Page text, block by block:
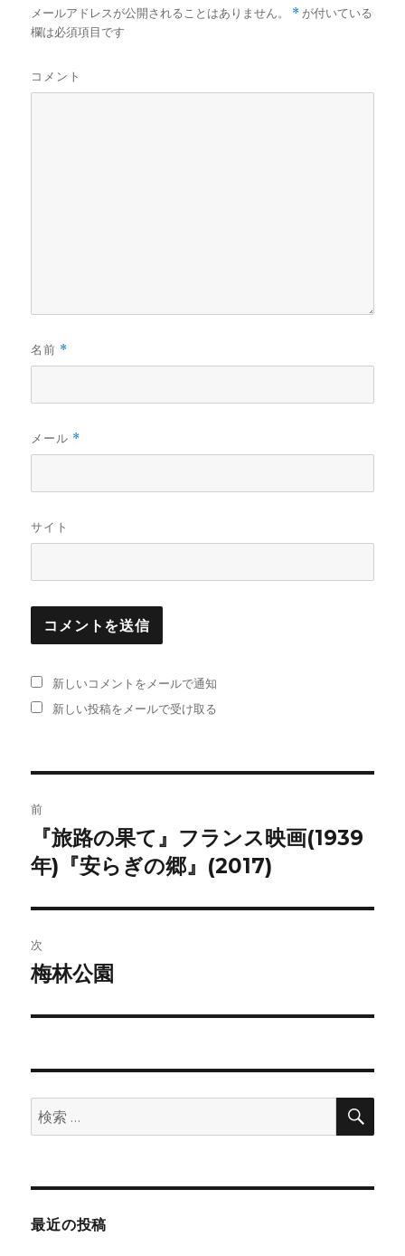
メールアドレスが公開されることはありません。 * が付いている
欄は必須項目です
コメント
名前 *
メール *
サイト
新しいコメントをメールで通知
新しい投稿をメールで受け取る
稿
ナ
ビ
ゲ
ー
シ
ン
前
前
の
稿:
『旅路の果て』フランス映画(1939
年)『安らぎの郷』(2017)
次
次
投
梅林公園
検
索:
検
最近の投稿